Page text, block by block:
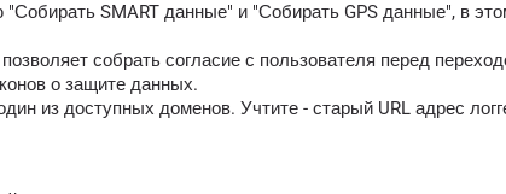
SMART данные" и "Собирать GPS данные", в
собрать согласие с пользователя перед
о защите данных.
из доступных доменов. Учтите - старый URL адрес